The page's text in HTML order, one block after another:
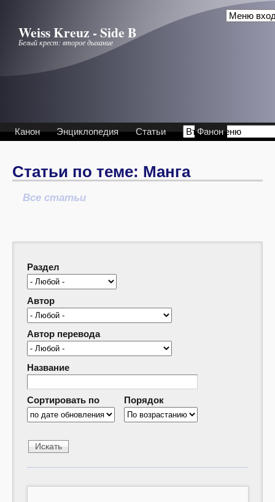
Weiss Kreuz - Side B
Белый крест: второе дыхание
Канон Энциклопедия Статьи Фанон
Статьи по теме: Манга
Все статьи
Раздел
Автор
Автор перевода
Название
Сортировать по Порядок